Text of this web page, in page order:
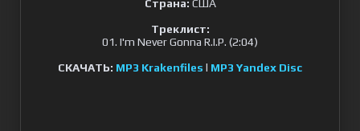
Страна: США
Треклист:
01. I'm Never Gonna R.I.P. (2:04)
СКАЧАТЬ: MP3 Krakenfiles l MP3 Yandex Disc